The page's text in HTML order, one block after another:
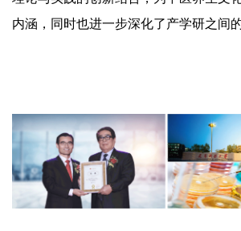
内涵，同时也进一步深化了产学研之间